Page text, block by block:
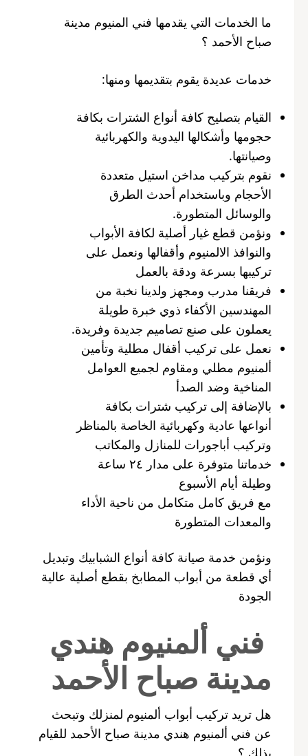
ما الخدمات التي يقدمها فني المنيوم مدينة
صباح الأحمد ؟
خدمات عديدة يقوم بتقديمها ومنها:
القيام بتصليح كافة أنواع الشترات بكافة
حجومها وأشكالها اليدوية والكهربائية
وصيانتها.
نقوم بتركيب مداخن استيل متعددة
الأحجام وباستخدام أحدث الطرق
والوسائل المتطورة.
ونؤمن قطع غيار أصلية لكافة الأبواب
والنوافذ الالمنيوم وأقفالها ونعمل على
تركيبها بسرعة ودقة بالعمل
فريقنا مدرب ومجهز ولدينا نخبة من
المهندسين الأكفاء ذوي خبرة طويلة
يعملون على صنع تصاميم جديدة وفريدة.
نعمل على تركيب أقفال مطلية وتأمين
ألمنيوم مطلي ومقاوم لجميع العوامل
المناخية وضد الصدأ
بالإضافة إلى تركيب شترات بكافة
أنواعها عادية وكهربائية الخاصة بالمناظر
وتركيب أباجورات للمنازل والمكاتب
خدماتنا متوفرة على مدار ٢٤ ساعة
وطيلة أيام الأسبوع
مع فريق كامل متكامل من ناحية الأداء
والمعدات المتطورة
ونؤمن خدمة صيانة كافة أنواع الشبابيك وتبديل
أي قطعة من أبواب المطابخ بقطع أصلية عالية
الجودة
فني ألمنيوم هندي
مدينة صباح الأحمد
هل تريد تركيب أبواب ألمنيوم لمنزلك وتبحث
عن فني ألمنيوم هندي مدينة صباح الأحمد للقيام
بذلك ؟